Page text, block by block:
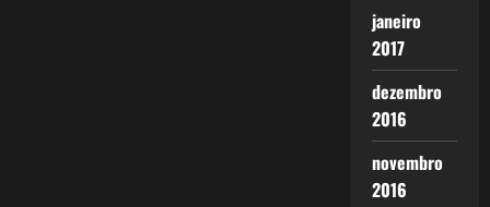
janeiro
2017
dezembro
2016
novembro
2016